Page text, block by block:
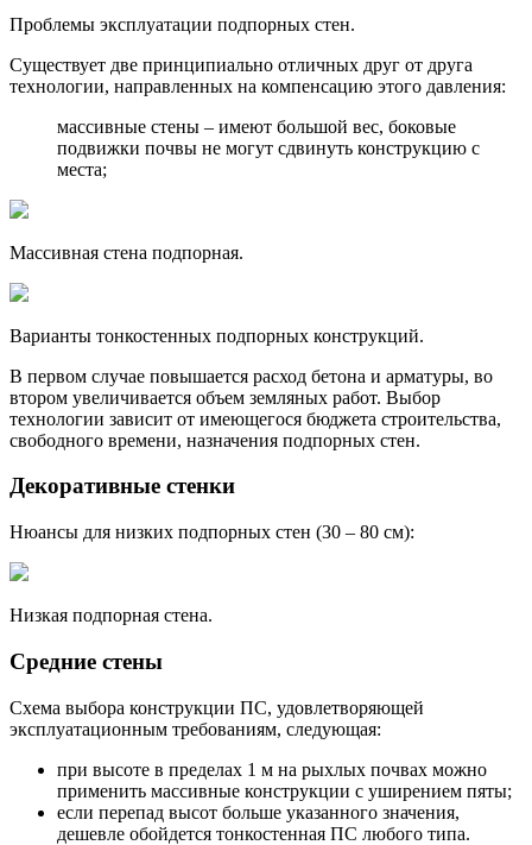
Проблемы эксплуатации подпорных стен.
Существует две принципиально отличных друг от друга
технологии, направленных на компенсацию этого давления:
массивные стены – имеют большой вес, боковые
подвижки почвы не могут сдвинуть конструкцию с
места;
Массивная стена подпорная.
Варианты тонкостенных подпорных конструкций.
В первом случае повышается расход бетона и арматуры, во
втором увеличивается объем земляных работ. Выбор
технологии зависит от имеющегося бюджета строительства,
свободного времени, назначения подпорных стен.
Декоративные стенки
Нюансы для низких подпорных стен (30 – 80 см):
Низкая подпорная стена.
Средние стены
Схема выбора конструкции ПС, удовлетворяющей
эксплуатационным требованиям, следующая:
при высоте в пределах 1 м на рыхлых почвах можно
применить массивные конструкции с уширением пяты;
если перепад высот больше указанного значения,
дешевле обойдется тонкостенная ПС любого типа.